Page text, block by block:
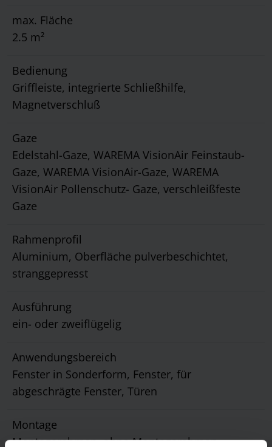
max. Fläche
2.5 m²
Bedienung
Griffleiste, integrierte Schließhilfe,
Magnetverschluß
Gaze
Edelstahl-Gaze, WAREMA VisionAir Feinstaub-
Gaze, WAREMA VisionAir-Gaze, WAREMA
VisionAir Pollenschutz- Gaze, verschleißfeste
Gaze
Rahmenprofil
Aluminium, Oberfläche pulverbeschichtet,
stranggepresst
Ausführung
ein- oder zweiflügelig
Anwendungsbereich
Fenster in Sonderform, Fenster, für
abgeschrägte Fenster, Türen
Montage
Montagerahmen, ohne Montagerahmen